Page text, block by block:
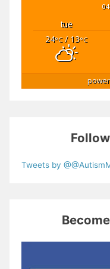
tue
24°C/ 13°C
Tweets by